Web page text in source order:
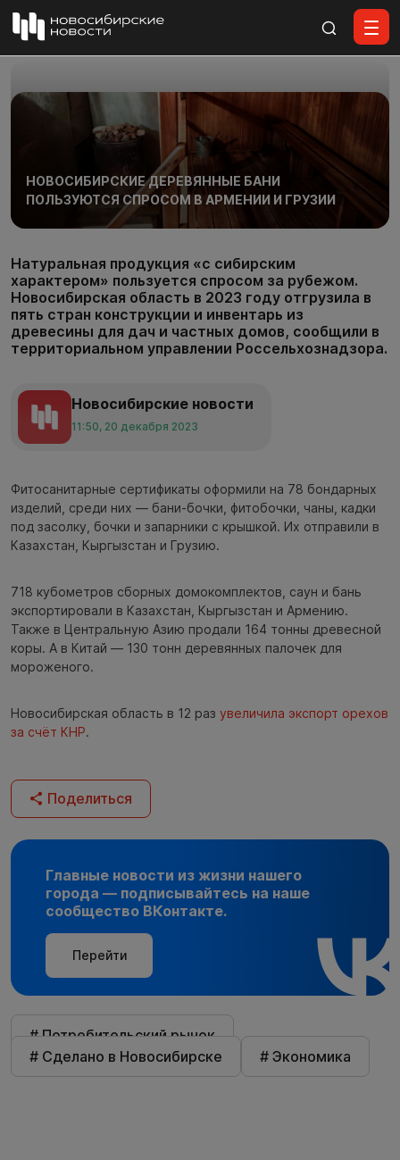
НОВОСИБИРСКИЕ ДЕРЕВЯННЫЕ БАНИ
ПОЛЬЗУЮТСЯ СПРОСОМ В АРМЕНИИ И ГРУЗИИ
Натуральная продукция «с сибирским
характером» пользуется спросом за рубежом.
Новосибирская область в 2023 году отгрузила в
пять стран конструкции и инвентарь из
древесины для дач и частных домов, сообщили в
территориальном управлении Россельхознадзора.
Новосибирские новости
11:50, 20 декабря 2023
Фитосанитарные сертификаты оформили на 78 бондарных
изделий, среди них — бани-бочки, фитобочки, чаны, кадки
под засолку, бочки и запарники с крышкой. Их отправили в
Казахстан, Кыргызстан и Грузию.
718 кубометров сборных домокомплектов, саун и бань
экспортировали в Казахстан, Кыргызстан и Армению.
Также в Центральную Азию продали 164 тонны древесной
коры. А в Китай — 130 тонн деревянных палочек для
мороженого.
Новосибирская область в 12 раз увеличила экспорт орехов
за счёт КНР.
Поделиться
Главные новости из жизни нашего
города — подписывайтесь на наше
сообщество ВКонтакте.
Перейти
# Потребительский рынок
# Сделано в Новосибирске
# Экономика